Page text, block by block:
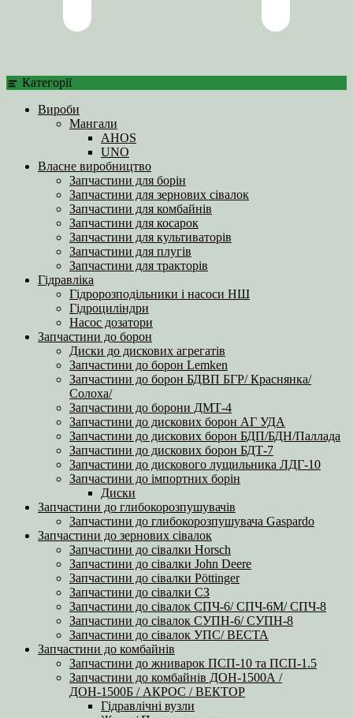
Категорії
Вироби
Мангали
AHOS
UNO
Власне виробництво
Запчастини для борін
Запчастини для зернових сівалок
Запчастини для комбайнів
Запчастини для косарок
Запчастини для культиваторів
Запчастини для плугів
Запчастини для тракторів
Гідравліка
Гідророзподільники і насоси НШ
Гідроциліндри
Насос дозатори
Запчастини до борон
Диски до дискових агрегатів
Запчастини до борон Lemken
Запчастини до борон БДВП БГР/ Краснянка/
Солоха/
Запчастини до борони ДМТ-4
Запчастини до дискових борон АГ УДА
Запчастини до дискових борон БДП/БДН/Паллада
Запчастини до дискових борон БДТ-7
Запчастини до дискового лущильника ЛДГ-10
Запчастини до імпортних борін
Диски
Запчастини до глибокорозпушувачів
Запчастини до глибокорозпушувача Gaspardo
Запчастини до зернових сівалок
Запчастини до сівалки Horsch
Запчастини до сівалки John Deere
Запчастини до сівалки Pöttinger
Запчастини до сівалки СЗ
Запчастини до сівалок СПЧ-6/ СПЧ-6М/ СПЧ-8
Запчастини до сівалок СУПН-6/ СУПН-8
Запчастини до сівалок УПС/ ВЕСТА
Запчастини до комбайнів
Запчастини до жниварок ПСП-10 та ПСП-1.5
Запчастини до комбайнів ДОН-1500А /
ДОН-1500Б / АКРОС / ВЕКТОР
Гідравлічні вузли